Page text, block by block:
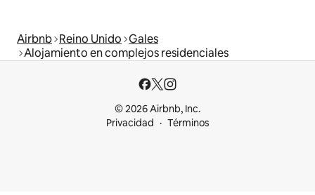
Airbnb Reino Unido Gales
Alojamiento en complejos residenciales
© 2026 Airbnb, Inc.
Privacidad
Términos